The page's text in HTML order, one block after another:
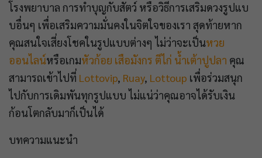
โรงพยาบาล การทำบุญกับสัตว์ หรือวิธีการเสริมดวงรูปแบ
บอื่นๆ เพื่อเสริมความมั่นคงในจิตใจของเรา สุดท้ายหาก
คุณสนใจเสี่ยงโชคในรูปแบบต่างๆ ไม่ว่าจะเป็นหวย
ออนไลน์หรือเกมหัวก้อย เสือมังกร ตีไก่ น้ำเต้าปูปลา คุณ
สามารถเข้าไปที่ Lottovip, Ruay, Lottoup เพื่อร่วมสนุก
ไปกับการเดิมพันทุกรูปแบบ ไม่แน่ว่าคุณอาจได้รับเงิน
ก้อนโตกลับมาก็เป็นได้
บทความแนะนำ